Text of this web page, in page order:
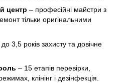
центр – професійні майстри з
тільки оригінальними
3,5 років захисту та довічне
– 15 етапів перевірки,
клінінг і дезінфекція.